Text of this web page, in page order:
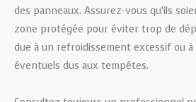
des panneaux. Assurez-vous qu’ils
zone protégée pour éviter trop de
due à un refroidissement excessif ou à
éventuels dus aux tempêtes.